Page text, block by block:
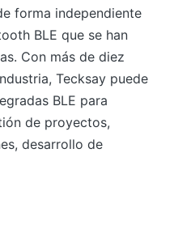
forma independiente
BLE que se han
Con más de diez
Tecksay puede
BLE para
de proyectos,
desarrollo de